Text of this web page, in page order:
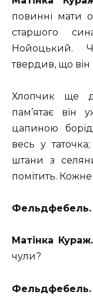
повинні мати
старшого
Нойоцький.
твердив, що
Хлопчик ще
пам’ятає він
цапиною
весь у
штани з
помітить.
Фельдфебель.
Матінка Кураж.
чули?
Фельдфебель.